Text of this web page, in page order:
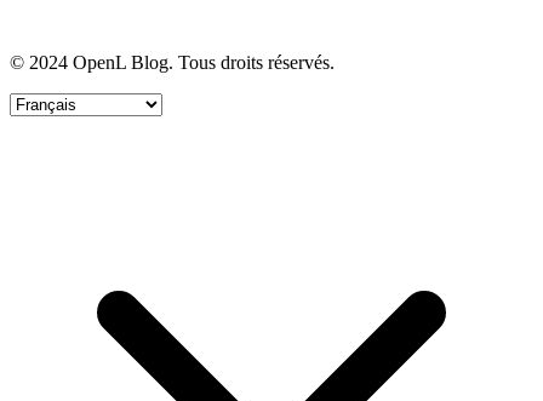
© 2024 OpenL Blog. Tous droits réservés.